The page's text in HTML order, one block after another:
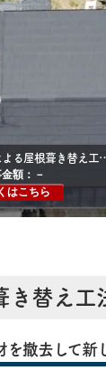
石岡市にて雨漏りによる屋根葺
額：－
はこちら
き替え工
を撤去して新